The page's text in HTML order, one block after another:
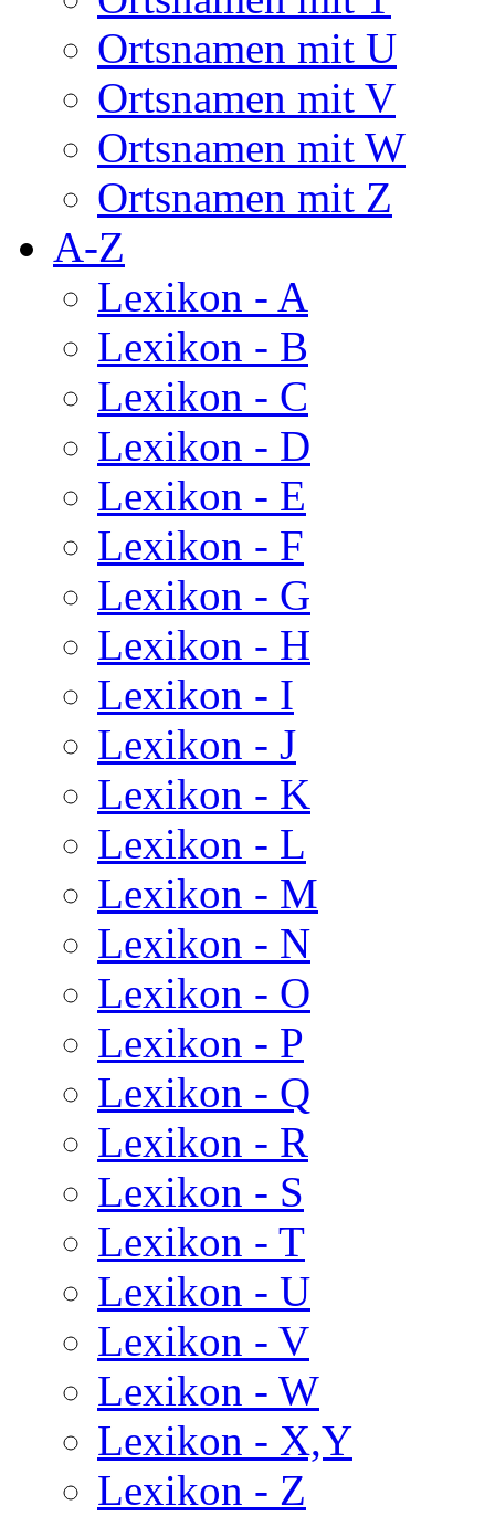
Ortsnamen mit U
Ortsnamen mit V
Ortsnamen mit W
Ortsnamen mit Z
A-Z
Lexikon - A
Lexikon - B
Lexikon - C
Lexikon - D
Lexikon - E
Lexikon - F
Lexikon - G
Lexikon - H
Lexikon - I
Lexikon - J
Lexikon - K
Lexikon - L
Lexikon - M
Lexikon - N
Lexikon - O
Lexikon - P
Lexikon - Q
Lexikon - R
Lexikon - S
Lexikon - T
Lexikon - U
Lexikon - V
Lexikon - W
Lexikon - X,Y
Lexikon - Z